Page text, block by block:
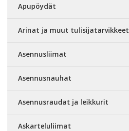
Apupöydät
Arinat ja muut tulisijatarvikkeet
Asennusliimat
Asennusnauhat
Asennusraudat ja leikkurit
Askarteluliimat